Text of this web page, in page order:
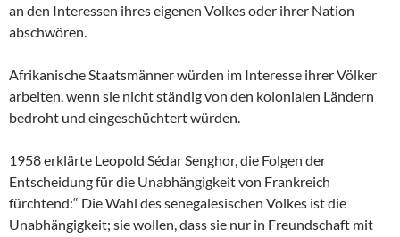
an den Interessen ihres eigenen Volkes oder ihrer Nation
abschwören.
Afrikanische Staatsmänner würden im Interesse ihrer Völker
arbeiten, wenn sie nicht ständig von den kolonialen Ländern
bedroht und eingeschüchtert würden.
1958 erklärte Leopold Sédar Senghor, die Folgen der
Entscheidung für die Unabhängigkeit von Frankreich
fürchtend:“ Die Wahl des senegalesischen Volkes ist die
Unabhängigkeit; sie wollen, dass sie nur in Freundschaft mit